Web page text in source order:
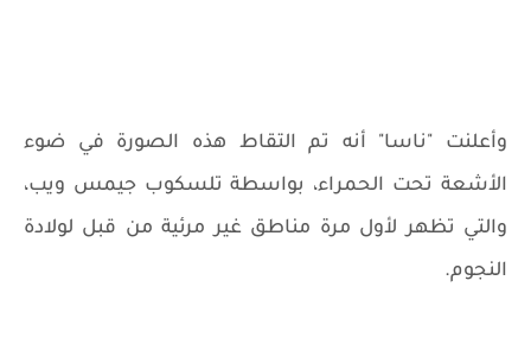
وأعلنت "ناسا" أنه تم التقاط هذه الصورة في ضوء
الأشعة تحت الحمراء، بواسطة تلسكوب جيمس ويب،
والتي تظهر لأول مرة مناطق غير مرئية من قبل لولادة
النجوم.